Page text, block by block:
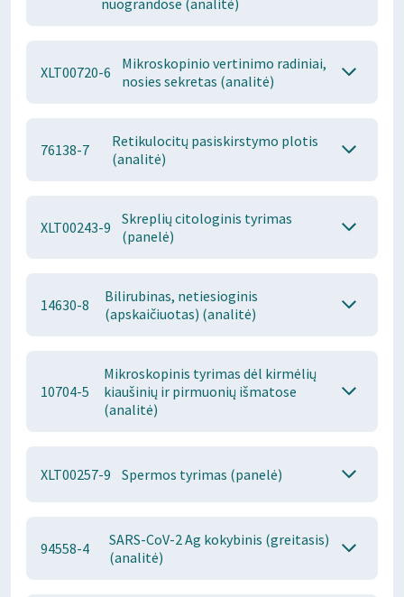
nuograndose (analitė)
XLT00720-6
Mikroskopinio vertinimo radiniai,
nosies sekretas (analitė)
76138-7
Retikulocitų pasiskirstymo plotis
(analitė)
XLT00243-9
Skreplių citologinis tyrimas
(panelė)
14630-8
Bilirubinas, netiesioginis
(apskaičiuotas) (analitė)
10704-5
Mikroskopinis tyrimas dėl kirmėlių
kiaušinių ir pirmuonių išmatose
(analitė)
XLT00257-9 Spermos tyrimas (panelė)
94558-4
SARS-CoV-2 Ag kokybinis (greitasis)
(analitė)